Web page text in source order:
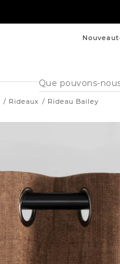
Cataloque
de
recherche
Rideaux Rideau Bailey